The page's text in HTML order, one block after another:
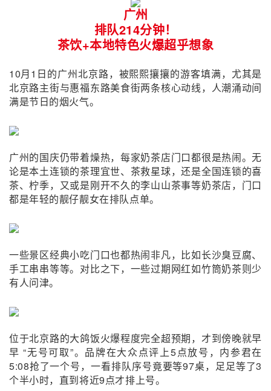
广州
排队214分钟！
茶饮+本地特色火爆超乎想象
10月1日的广州北京路，被熙熙攘攘的游客填满，尤其是
北京路主街与惠福东路美食街两条核心动线，人潮涌动间
满是节日的烟火气。
广州的国庆仍带着燥热，每家奶茶店门口都很是热闹。无
论是本土连锁的茶理宜世、茶救星球，还是全国连锁的喜
茶、柠季，又或是刚开不久的李山山茶事等奶茶店，门口
都是年轻的靓仔靓女在排队点单。
一些景区经典小吃门口也都热闹非凡，比如长沙臭豆腐、
手工串串等等。对比之下，一些过期网红如竹筒奶茶则少
有人问津。
位于北京路的大鸽饭火爆程度完全超预期，才到傍晚就早
早 “无号可取”。品牌在大众点评上5点放号，内参君在
5:08抢了一个号，一看排队序号竟要等97桌，足足等了3
个半小时，直到将近9点才排上号。